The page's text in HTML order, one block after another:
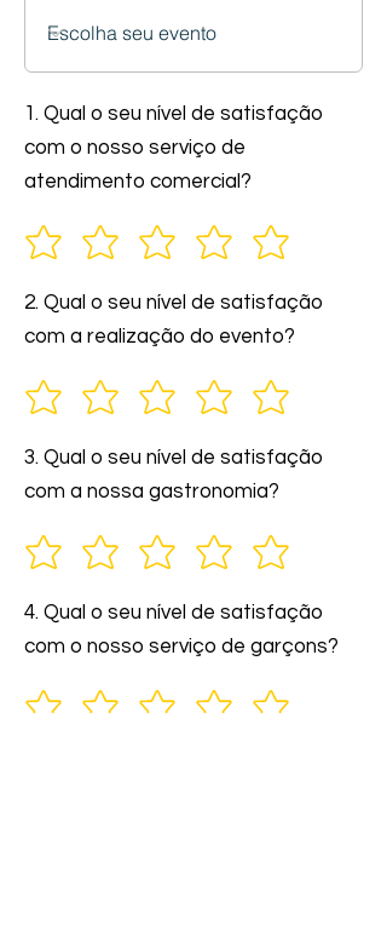
1. Qual o seu nível de satisfação
com o nosso serviço de
atendimento comercial?
2. Qual o seu nível de satisfação
com a realização do evento?
3. Qual o seu nível de satisfação
com a nossa gastronomia?
4. Qual o seu nível de satisfação
com o nosso serviço de garçons?